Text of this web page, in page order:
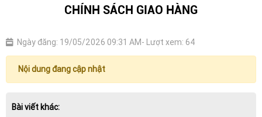
CHÍNH SÁCH GIAO HÀNG
Ngày đăng: 19/05/2026 09:31 AM- Lượt xem: 64
Nội dung đang cập nhật
Bài viết khác: